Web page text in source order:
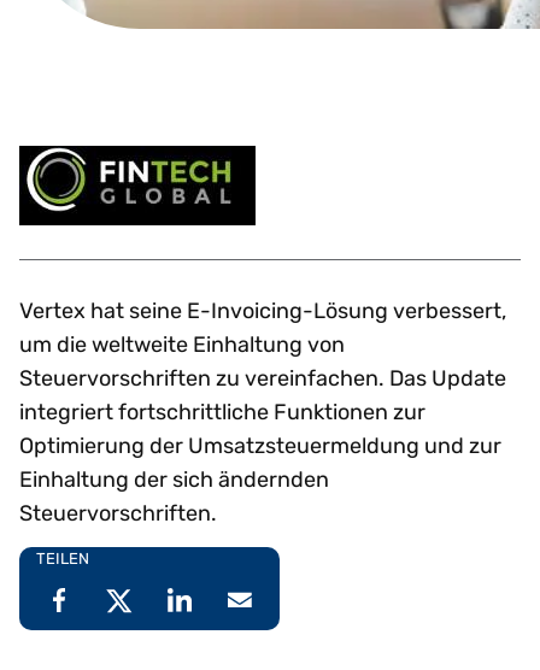
Vertex hat seine E-Invoicing-Lösung verbessert,
um die weltweite Einhaltung von
Steuervorschriften zu vereinfachen. Das Update
integriert fortschrittliche Funktionen zur
Optimierung der Umsatzsteuermeldung und zur
Einhaltung der sich ändernden
Steuervorschriften.
TEILEN